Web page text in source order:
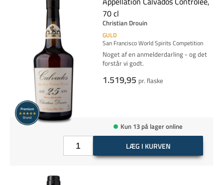
70 cl
Christian Drouin
GULD
San Francisco World Spirits Competition
Noget af en anmelderdarling - og det
forstår vi godt.
1.519,95 pr. flaske
Kun 13 på lager online
LÆG I KURVEN